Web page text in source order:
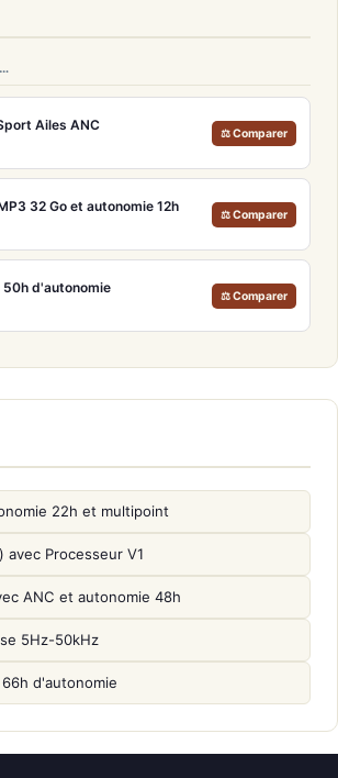
Ailes ANC
⚖ Comparer
32 Go et autonomie 12h
⚖ Comparer
50h d'autonomie
⚖ Comparer
22h et multipoint
avec Processeur V1
ANC et autonomie 48h
5Hz-50kHz
d'autonomie